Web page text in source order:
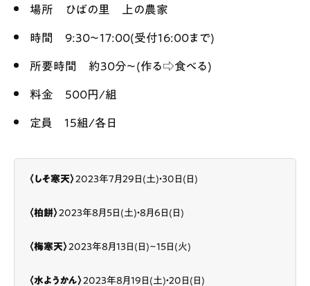
場所 ひばの里 上の農家
時間 9:30〜17:00(受付16:00まで)
所要時間 約30分〜(作る⇨食べる)
料金 500円/組
定員 15組/各日
〈しそ寒天〉2023年7月29日(土)・30日(日)
〈柏餅〉2023年8月5日(土)・8月6日(日)
〈梅寒天〉2023年8月13日(日)~15日(火)
〈水ようかん〉2023年8月19日(土)・20日(日)